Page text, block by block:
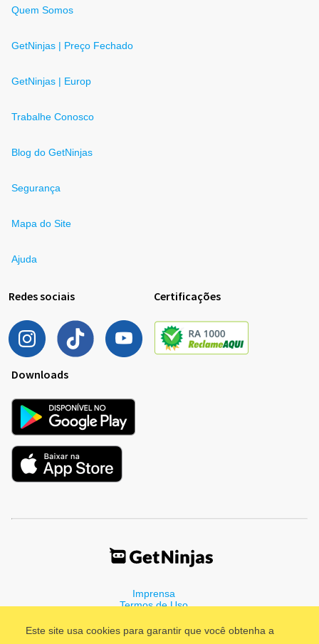
Este site usa cookies para garantir que você obtenha a
Quem Somos
GetNinjas | Preço Fechado
GetNinjas | Europ
Trabalhe Conosco
Blog do GetNinjas
Segurança
Mapa do Site
Ajuda
Redes sociais Certificações
Downloads
Imprensa
Termos de Uso